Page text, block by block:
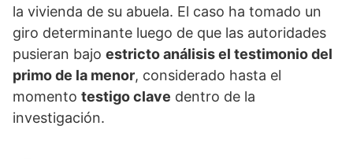
la vivienda de su abuela. El caso ha tomado un
giro determinante luego de que las autoridades
pusieran bajo estricto análisis el testimonio del
primo de la menor, considerado hasta el
momento testigo clave dentro de la
investigación.